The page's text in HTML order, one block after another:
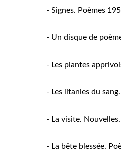
- Signes. Poèmes
- Un disque de
- Les plantes
- Les litanies du
- La visite. Nouvelles.
- La bête blessée.